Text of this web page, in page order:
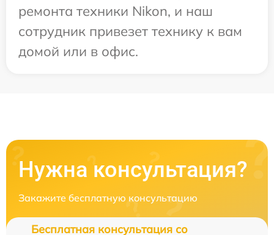
ремонта техники Nikon, и наш
сотрудник привезет технику к вам
домой или в офис.
Нужна консультация?
Закажите бесплатную консультацию
Бесплатная консультация со